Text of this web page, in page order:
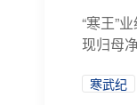
“寒王”
现归母
寒武纪